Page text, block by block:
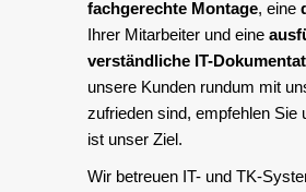
fachgerechte Montage, eine
Ihrer Mitarbeiter und eine
verständliche IT-
unsere Kunden rundum mit
zufrieden sind, empfehlen Sie
ist unser Ziel.
Wir betreuen IT- und TK-